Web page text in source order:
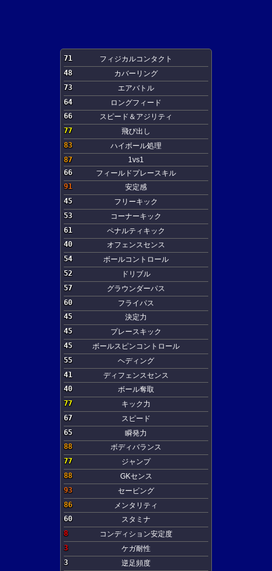
71
フィジカルコンタクト
48
カバーリング
73
エアバトル
64
ロングフィード
66
スピード＆アジリティ
77
飛び出し
83
ハイボール処理
87
1vs1
66
フィールドプレースキル
91
安定感
45
フリーキック
53
コーナーキック
61
ペナルティキック
40
オフェンスセンス
54
ボールコントロール
52
ドリブル
57
グラウンダーパス
60
フライパス
45
決定力
45
プレースキック
45
ボールスピンコントロール
55
ヘディング
41
ディフェンスセンス
40
ボール奪取
77
キック力
67
スピード
65
瞬発力
88
ボディバランス
77
ジャンプ
88
GKセンス
93
セービング
86
メンタリティ
60
スタミナ
8
コンディション安定度
3
ケガ耐性
3
逆足頻度